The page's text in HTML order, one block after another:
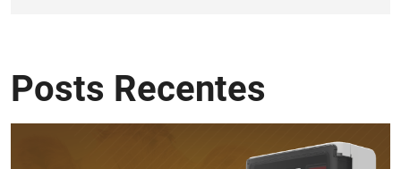
Posts Recentes